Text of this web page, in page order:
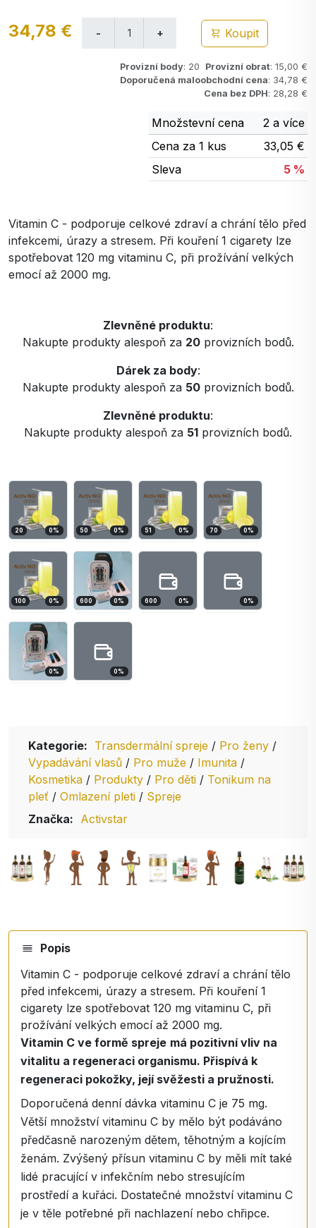
34,78 € Koupit
Provizní body: 20 Provizní obrat: 15,00 €
Doporučená maloobchodní cena: 34,78 €
Cena bez DPH: 28,28 €
Množstevní cena
2 a více
Cena za 1 kus
33,05 €
Sleva
5 %
Vitamin C - podporuje celkové zdraví a chrání tělo před
infekcemi, úrazy a stresem. Při kouření 1 cigarety lze
spotřebovat 120 mg vitaminu C, při prožívání velkých
emocí až 2000 mg.
Zlevněné produktu:
Nakupte produkty alespoň za 20provizních bodů.
Dárek za body:
Nakupte produkty alespoň za 50provizních bodů.
Zlevněné produktu:
Nakupte produkty alespoň za 51 provizních bodů.
20 0% 50 0% 51 0% 70 0%
100 0% 600 0% 600 0% 0%
0% 0%
Kategorie: Transdermální spreje / Pro ženy /
Vypadávání vlasů / Pro muže / Imunita /
Kosmetika / Produkty / Pro děti / Tonikum na
pleť / Omlazení pleti / Spreje
Značka: Activstar
Popis
Vitamin C - podporuje celkové zdraví a chrání tělo
před infekcemi, úrazy a stresem. Při kouření 1
cigarety lze spotřebovat 120 mg vitaminu C, při
prožívání velkých emocí až 2000 mg.
Vitamin C ve formě spreje má pozitivní vliv na
vitalitu a regeneraci organismu. Přispívá k
regeneraci pokožky, její svěžesti a pružnosti.
Doporučená denní dávka vitaminu C je 75 mg.
Větší množství vitaminu C by mělo být podáváno
předčasně narozeným dětem, těhotným a kojícím
ženám. Zvýšený přísun vitaminu C by měli mít také
lidé pracující v infekčním nebo stresujícím
prostředí a kuřáci. Dostatečné množství vitaminu C
je v těle potřebné při nachlazení nebo chřipce.